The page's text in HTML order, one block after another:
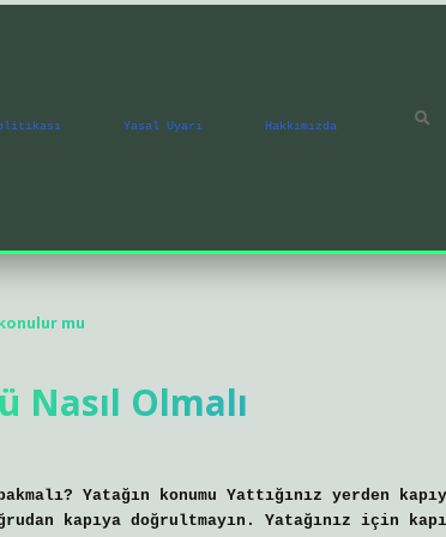
Yasal Uyarı Hakkımızda
mu
Nasıl Olmalı
Yatağın konumu Yattığınız yerden
kapıya doğrultmayın. Yatağınız için